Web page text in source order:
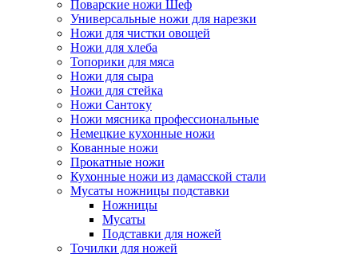
Поварские ножи Шеф
Универсальные ножи для нарезки
Ножи для чистки овощей
Ножи для хлеба
Топорики для мяса
Ножи для сыра
Ножи для стейка
Ножи Сантоку
Ножи мясника профессиональные
Немецкие кухонные ножи
Кованные ножи
Прокатные ножи
Кухонные ножи из дамасской стали
Мусаты ножницы подставки
Ножницы
Мусаты
Подставки для ножей
Точилки для ножей